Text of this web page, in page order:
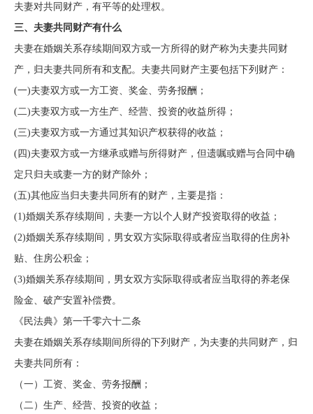
夫妻对共同财产，有平等的处理权。
三、夫妻共同财产有什么
夫妻在婚姻关系存续期间双方或一方所得的财产称为夫妻共同财
产，归夫妻共同所有和支配。夫妻共同财产主要包括下列财产：
(一)夫妻双方或一方工资、奖金、劳务报酬；
(二)夫妻双方或一方生产、经营、投资的收益所得；
(三)夫妻双方或一方通过其知识产权获得的收益；
(四)夫妻双方或一方继承或赠与所得财产，但遗嘱或赠与合同中确
定只归夫或妻一方的财产除外；
(五)其他应当归夫妻共同所有的财产，主要是指：
(1)婚姻关系存续期间，夫妻一方以个人财产投资取得的收益；
(2)婚姻关系存续期间，男女双方实际取得或者应当取得的住房补
贴、住房公积金；
(3)婚姻关系存续期间，男女双方实际取得或者应当取得的养老保
险金、破产安置补偿费。
《民法典》第一千零六十二条
夫妻在婚姻关系存续期间所得的下列财产，为夫妻的共同财产，归
夫妻共同所有：
（一）工资、奖金、劳务报酬；
（二）生产、经营、投资的收益；